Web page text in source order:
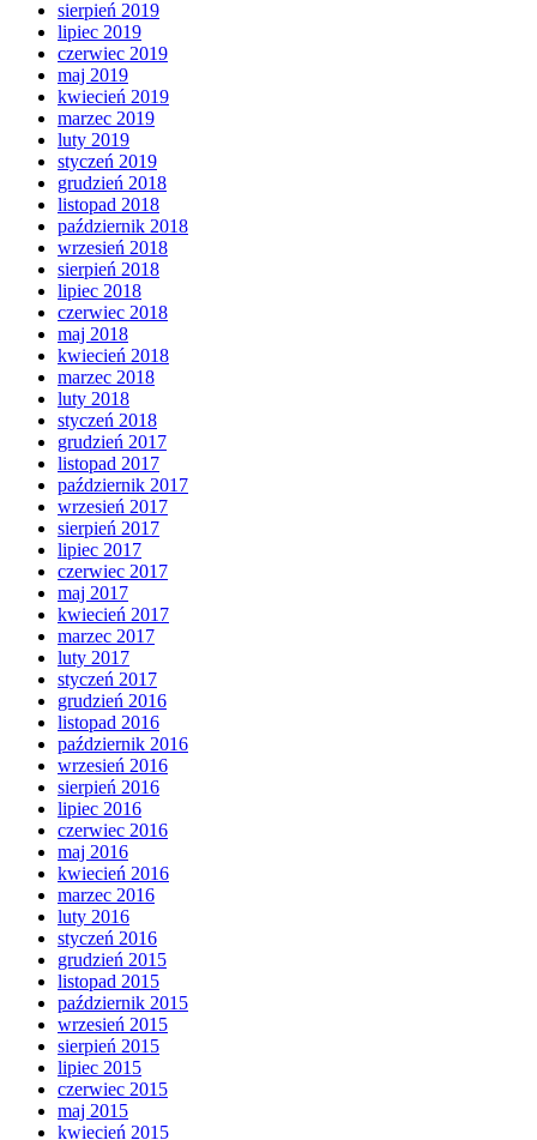
sierpień 2019
lipiec 2019
czerwiec 2019
maj 2019
kwiecień 2019
marzec 2019
luty 2019
styczeń 2019
grudzień 2018
listopad 2018
październik 2018
wrzesień 2018
sierpień 2018
lipiec 2018
czerwiec 2018
maj 2018
kwiecień 2018
marzec 2018
luty 2018
styczeń 2018
grudzień 2017
listopad 2017
październik 2017
wrzesień 2017
sierpień 2017
lipiec 2017
czerwiec 2017
maj 2017
kwiecień 2017
marzec 2017
luty 2017
styczeń 2017
grudzień 2016
listopad 2016
październik 2016
wrzesień 2016
sierpień 2016
lipiec 2016
czerwiec 2016
maj 2016
kwiecień 2016
marzec 2016
luty 2016
styczeń 2016
grudzień 2015
listopad 2015
październik 2015
wrzesień 2015
sierpień 2015
lipiec 2015
czerwiec 2015
maj 2015
kwiecień 2015